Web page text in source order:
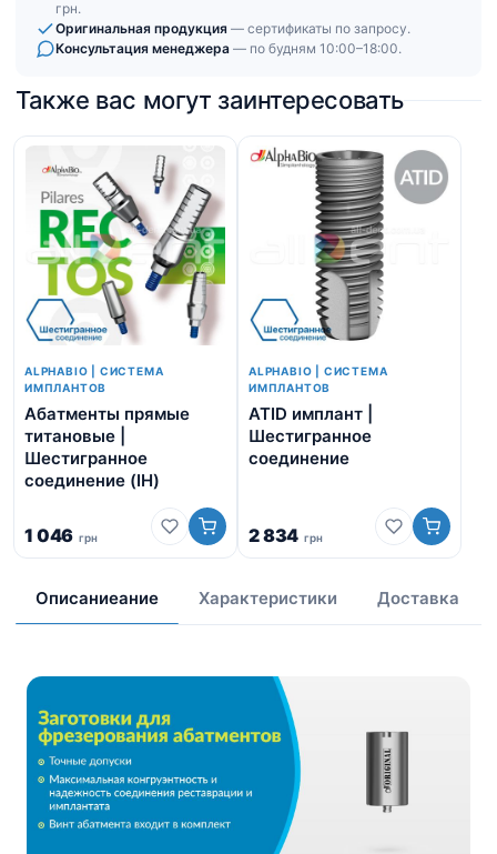
грн.
Оригинальная продукция — сертификаты по запросу.
Консультация менеджера — по будням 10:00–18:00.
Также вас могут заинтересовать
ALPHABIO | СИСТЕМА
ИМПЛАНТОВ
Абатменты прямые
титановые |
Шестигранное
соединение (IH)
1 046 грн
ALPHABIO | СИСТЕМА
ИМПЛАНТОВ
ATID имплант |
Шестигранное
соединение
2 834 грн
Описаниеание Характеристики Доставка